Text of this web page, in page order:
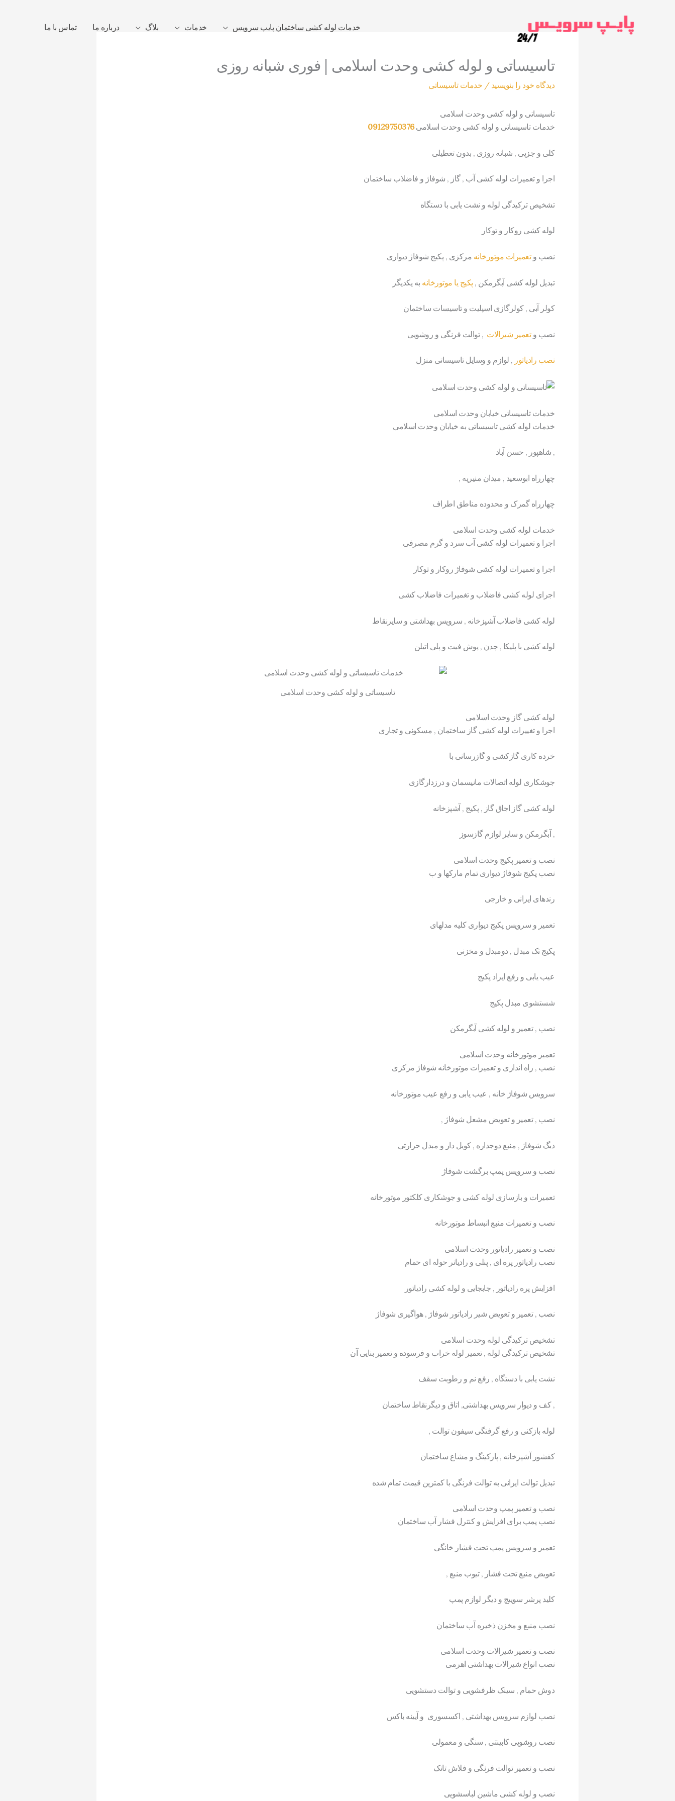
خدمات لوله کشی ساختمان پایپ سرویس خدمات بلاگ درباره ما تماس با ما
تاسیساتی و لوله کشی وحدت اسلامی | فوری شبانه روزی
دیدگاه‌ خود را بنویسید / خدمات تاسیساتی
تاسیساتی و لوله کشی وحدت اسلامی
خدمات تاسیساتی و لوله کشی وحدت اسلامی09129750376
کلی و جزیی , شبانه روزی , بدون تعطیلی
اجرا و تعمیرات لوله کشی آب , گاز , شوفاژ و فاضلاب ساختمان
تشخیص ترکیدگی لوله و نشت یابی با دستگاه
لوله کشی روکار و توکار
نصب وتعمیرات موتورخانه مرکزی , پکیج شوفاژ دیواری
تبدیل لوله کشی آبگرمکن , پکیج یا موتورخانه به یکدیگر
کولر آبی , کولرگازی اسپلیت و تاسیسات ساختمان
نصب وتعمیر شیرالات , توالت فرنگی و روشویی
نصب رادیاتور , لوازم و وسایل تاسیساتی منزل
خدمات تاسیساتی خیابان وحدت اسلامی
خدمات لوله کشی تاسیساتی به خیابان وحدت اسلامی
, شاهپور , حسن آباد
چهارراه ابوسعید , میدان منیریه ,
چهارراه گمرک و محدوده مناطق اطراف
خدمات لوله کشی وحدت اسلامی
اجرا و تعمیرات لوله کشی آب سرد و گرم مصرفی
اجرا و تعمیرات لوله کشی شوفاژ روکار و توکار
اجرای لوله کشی فاضلاب و تغمیرات فاضلاب کشی
لوله کشی فاضلاب آشپزخانه , سرویس بهداشتی و سایرنقاط
لوله کشی با پلیکا , چدن , پوش فیت و پلی اتیلن
تاسیساتی و لوله کشی وحدت اسلامی
لوله کشی گاز وحدت اسلامی
اجرا و تغییرات لوله کشی گاز ساختمان , مسکونی و تجاری
خرده کاری گازکشی و گازرسانی با
جوشکاری لوله اتصالات مانیسمان و درزدارگازی
لوله کشی گاز اجاق گاز , پکیج , آشپزخانه
, آبگرمکن و سایر لوازم گازسوز
نصب و تعمیر پکیج وحدت اسلامی
نصب پکیج شوفاژ دیواری تمام مارکها و ب
رندهای ایرانی و خارجی
تعمیر و سرویس پکیج دیواری کلیه مدلهای
پکیج تک مبدل , دومبدل و مخزنی
عیب یابی و رفع ایراد پکیج
شستشوی مبدل پکیج
نصب , تعمیر و لوله کشی آبگرمکن
تعمیر موتورخانه وحدت اسلامی
نصب , راه اندازی و تعمیرات موتورخانه شوفاژ مرکزی
سرویس شوفاژ خانه , عیب یابی و رفع عیب موتورخانه
نصب , تعمیر و تعویض مشعل شوفاژ ,
دیگ شوفاژ , منبع دوجداره , کویل دار و مبدل حرارتی
نصب و سرویس پمپ برگشت شوفاژ
تعمیرات و بازسازی لوله کشی و جوشکاری کلکتور موتورخانه
نصب و تعمیرات منبع انبساط موتورخانه
نصب و تعمیر رادیاتور وحدت اسلامی
نصب رادیاتور پره ای , پنلی و رادیاتر حوله ای حمام
افزایش پره رادیاتور , جابجایی و لوله کشی رادیاتور
نصب , تعمیر و تعویض شیر رادیاتور شوفاژ , هواگیری شوفاژ
تشخیص ترکیدگی لوله وحدت اسلامی
تشخیص ترکیدگی لوله , تعمیر لوله خراب و فرسوده و تعمیر بنایی آن
نشت یابی با دستگاه , رفع نم و رطوبت سقف
, کف و دیوار سرویس بهداشتی, اتاق و دیگرنقاط ساختمان
لوله بازکنی و رفع گرفتگی سیفون توالت ,
کفشور آشپزخانه , پارکینگ و مشاع ساختمان
تبدیل توالت ایرانی به توالت فرنگی با کمترین قیمت تمام شده
نصب و تعمیر پمپ وحدت اسلامی
نصب پمپ برای افزایش و کنترل فشار آب ساختمان
تعمیر و سرویس پمپ تحت فشار خانگی
تعویض منبع تحت فشار , تیوب منبع ,
کلید پرشر سوییچ و دیگر لوازم پمپ
نصب منبع و مخزن ذخیره آب ساختمان
نصب و تعمیر شیرالات وحدت اسلامی
نصب انواع شیرالات بهداشتی اهرمی
دوش حمام , سینک ظرفشویی و توالت دستشویی
نصب لوازم سرویس بهداشتی , اکسسوری و آیینه باکس
نصب روشویی کابینتی , سنگی و معمولی
نصب و تعمیر توالت فرنگی و فلاش تانک
نصب و لوله کشی ماشین لباسشویی